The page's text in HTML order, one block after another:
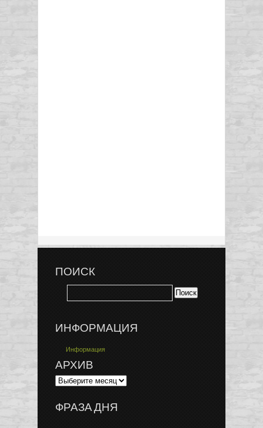
ПОИСК
ИНФОРМАЦИЯ
Информация
АРХИВ
ФРАЗА ДНЯ